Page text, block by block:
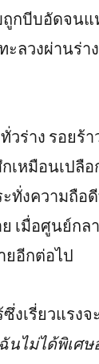
กบีบอัดจนแ
ลวงผ่านร่า
ร่าง รอยร้า
เหมือนเปลื
ทั่งความถือ
เมื่อศูนย์กล
ยอีกต่อไป
งเรี่ยวแรงจ
ฉันไม่ได้พิเศษ